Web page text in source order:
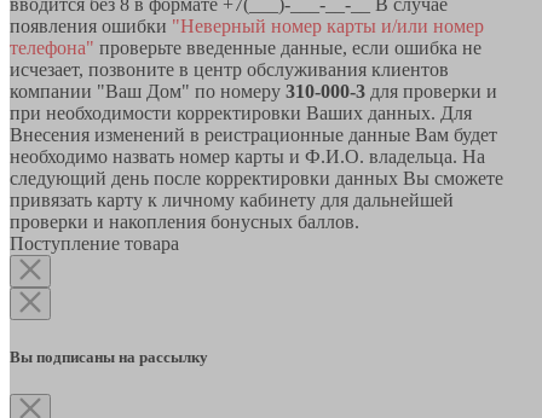
вводится без 8 в формате +7(___)-___-__-__ В случае
появления ошибки "Неверный номер карты и/или номер
телефона" проверьте введенные данные, если ошибка не
исчезает, позвоните в центр обслуживания клиентов
компании "Ваш Дом" по номеру 310-000-3 для проверки и
при необходимости корректировки Ваших данных. Для
Внесения изменений в реистрационные данные Вам будет
необходимо назвать номер карты и Ф.И.О. владельца. На
следующий день после корректировки данных Вы сможете
привязать карту к личному кабинету для дальнейшей
проверки и накопления бонусных баллов.
Поступление товара
Вы подписаны на рассылку